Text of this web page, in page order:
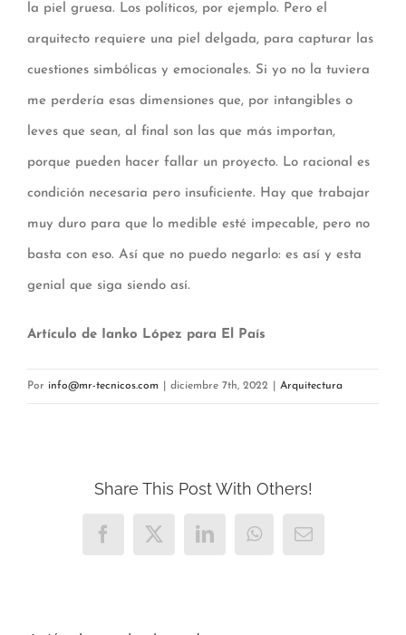
la piel gruesa. Los políticos, por ejemplo. Pero el
arquitecto requiere una piel delgada, para capturar las
cuestiones simbólicas y emocionales. Si yo no la tuviera
me perdería esas dimensiones que, por intangibles o
leves que sean, al final son las que más importan,
porque pueden hacer fallar un proyecto. Lo racional es
condición necesaria pero insuficiente. Hay que trabajar
muy duro para que lo medible esté impecable, pero no
basta con eso. Así que no puedo negarlo: es así y esta
genial que siga siendo así.
Artículo de Ianko López para El País
Por info@mr-tecnicos.com diciembre 7th, 2022 Arquitectura
Share This Post With Others!
Facebook
X LinkedInWhatsAppCorreo